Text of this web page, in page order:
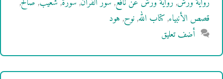
قصص الأنبياء,كتاب الله,نوح,هود
أضف تعليق